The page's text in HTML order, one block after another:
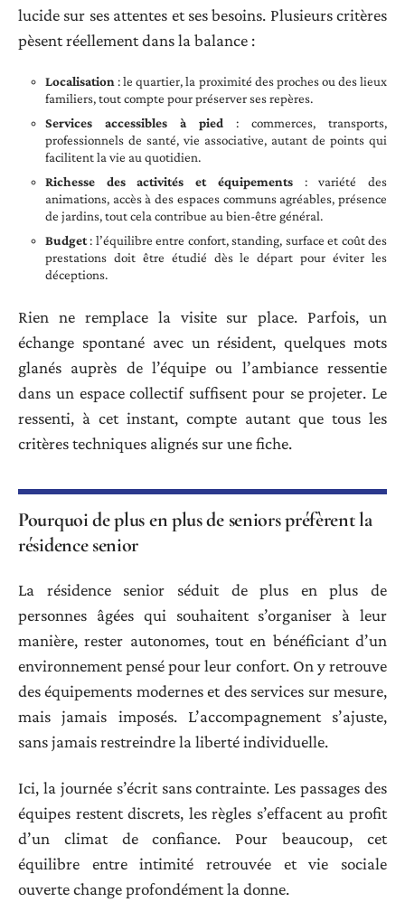
lucide sur ses attentes et ses besoins. Plusieurs critères
pèsent réellement dans la balance :
Localisation : le quartier, la proximité des proches ou des lieux
familiers, tout compte pour préserver ses repères.
Services accessibles à pied : commerces, transports,
professionnels de santé, vie associative, autant de points qui
facilitent la vie au quotidien.
Richesse des activités et équipements: variété des
animations, accès à des espaces communs agréables, présence
de jardins, tout cela contribue au bien-être général.
Budget: l’équilibre entre confort, standing, surface et coût des
prestations doit être étudié dès le départ pour éviter les
déceptions.
Rien ne remplace la visite sur place. Parfois, un
échange spontané avec un résident, quelques mots
glanés auprès de l’équipe ou l’ambiance ressentie
dans un espace collectif suffisent pour se projeter. Le
ressenti, à cet instant, compte autant que tous les
critères techniques alignés sur une fiche.
Pourquoi de plus en plus de seniors préfèrent la
résidence senior
La résidence senior séduit de plus en plus de
personnes âgées qui souhaitent s’organiser à leur
manière, rester autonomes, tout en bénéficiant d’un
environnement pensé pour leur confort. On y retrouve
des équipements modernes et des services sur mesure,
mais jamais imposés. L’accompagnement s’ajuste,
sans jamais restreindre la liberté individuelle.
Ici, la journée s’écrit sans contrainte. Les passages des
équipes restent discrets, les règles s’effacent au profit
d’un climat de confiance. Pour beaucoup, cet
équilibre entre intimité retrouvée et vie sociale
ouverte change profondément la donne.